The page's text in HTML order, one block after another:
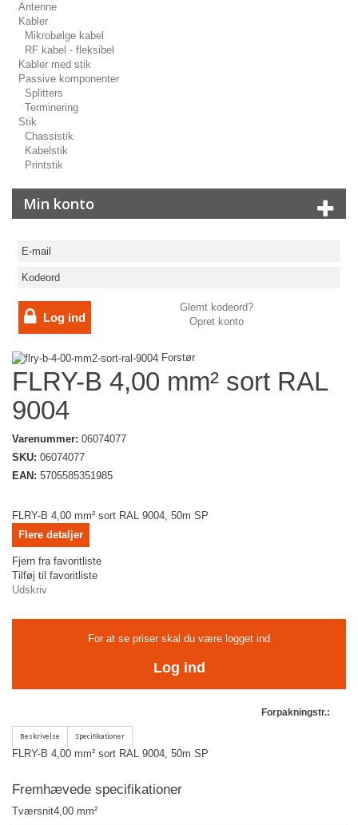
Antenne
Kabler
Mikrobølge kabel
RF kabel - fleksibel
Kabler med stik
Passive komponenter
Splitters
Terminering
Stik
Chassistik
Kabelstik
Printstik
Min konto
Log ind
Glemt kodeord?
Opret konto
Forstør
FLRY-B 4,00 mm² sort RAL
9004
Varenummer: 06074077
SKU: 06074077
EAN: 5705585351985
FLRY-B 4,00 mm² sort RAL 9004, 50m SP
Flere detaljer
Fjern fra favoritliste
Tilføj til favoritliste
Udskriv
For at se priser skal du være logget ind
Log ind
Forpakningstr.:
FLRY-B 4,00 mm² sort RAL 9004, 50m SP
Fremhævede specifikationer
Tværsnit4,00 mm²